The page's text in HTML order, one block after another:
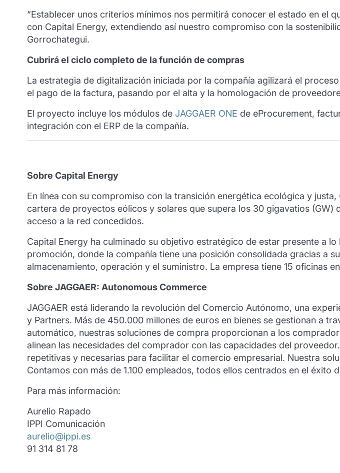
“Establecer unos criterios mínimos nos permitirá conocer el estado en el
con Capital Energy, extendiendo así nuestro compromiso con la
Gorrochategui.
Cubrirá el ciclo completo de la función de compras
La estrategia de digitalización iniciada por la compañía agilizará el
el pago de la factura, pasando por el alta y la homologación de
El proyecto incluye los módulos de JAGGAER ONE de eProcurement,
integración con el ERP de la compañía.
Sobre Capital Energy
En línea con su compromiso con la transición energética ecológica y justa,
cartera de proyectos eólicos y solares que supera los 30 gigavatios
acceso a la red concedidos.
Capital Energy ha culminado su objetivo estratégico de estar presente a
promoción, donde la compañía tiene una posición consolidada gracias a
almacenamiento, operación y el suministro. La empresa tiene 15 oficinas
Sobre JAGGAER: Autonomous Commerce
JAGGAER está liderando la revolución del Comercio Autónomo, una
y Partners. Más de 450.000 millones de euros en bienes se gestionan a
automático, nuestras soluciones de compra proporcionan a los
alinean las necesidades del comprador con las capacidades del
repetitivas y necesarias para facilitar el comercio empresarial. Nuestra
Contamos con más de 1.100 empleados, todos ellos centrados en el éxito
Para más información:
Aurelio Rapado
IPPI Comunicación
aurelio@ippi.es
91 314 81 78